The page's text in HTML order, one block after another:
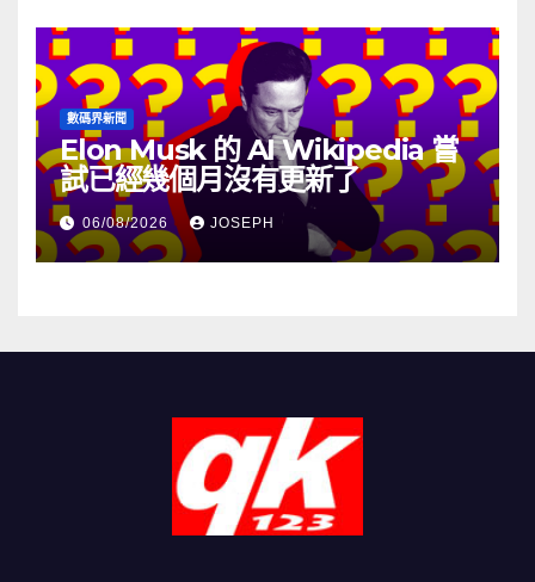
數碼界新聞
Elon Musk 的 AI Wikipedia 嘗
試已經幾個月沒有更新了
06/08/2026 JOSEPH